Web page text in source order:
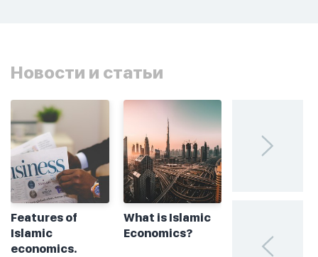
Новости и статьи
Features of
Islamic
economics.
What is Islamic
Economics?
халяльное